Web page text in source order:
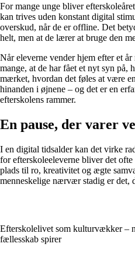
For mange unge bliver
kan trives uden konstant digital
overskud, når de er offline. Det
helt, men at de lærer at bruge den
Når eleverne vender hjem efter et
mange, at de har fået et nyt syn
mærket, hvordan det føles at være
hinanden i øjnene – og det er en
efterskolens rammer.
En pause, der varer
I en digital tidsalder kan det virke
for efterskoleeleverne bliver det
plads til ro, kreativitet og ægte
menneskelige nærvær stadig er det,
Efterskolelivet som kulturvækker –
fællesskab spirer